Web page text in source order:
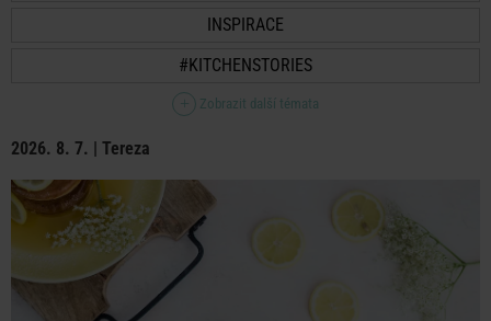
INSPIRACE
#KITCHENSTORIES
Zobrazit další témata
2026. 8. 7. | Tereza